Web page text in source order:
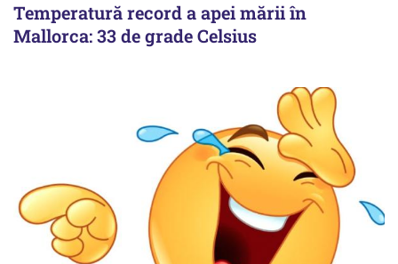
Temperatură record a apei mării în
Mallorca: 33 de grade Celsius